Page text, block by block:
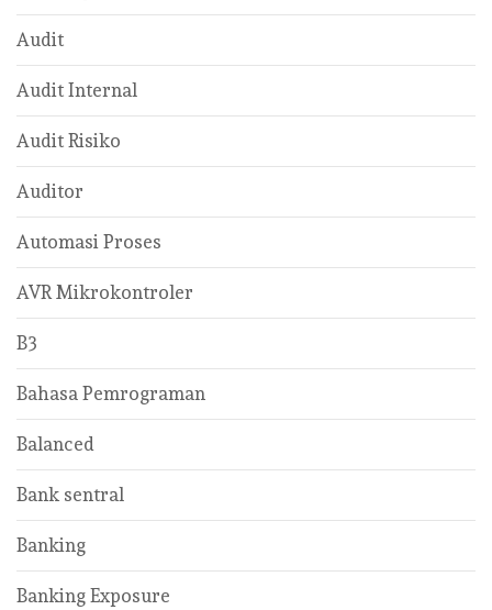
Audit
Audit Internal
Audit Risiko
Auditor
Automasi Proses
AVR Mikrokontroler
B3
Bahasa Pemrograman
Balanced
Bank sentral
Banking
Banking Exposure